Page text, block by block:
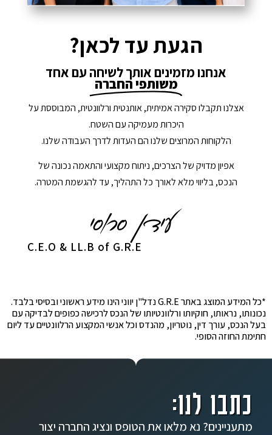
הגעת עד לכאן?
אנחנו מזמינים אותך לשיחה עם אחד
משותפי החברה
אצלנו תקבלו סקירה אמיתית, אותנטית ורלוונטית, המבוססת על
היכרות מעמיקה עם השטח.
הלקוחות המרוצים שלנו הם העדות לדרך העבודה שלנו.
אפיון מדויק של הצרכים, ניתוח מקצועי והתאמה נכונה של
הנכס, בליווי מלא לאורך כל התהליך, עד להגשמת המטרה.
C.E.O & LL.B of G.R.E
*כל המידע המוצג באתר G.R.E נדל"ן יווני הינו מידע ראשוני ובסיסי בלבד.
נכונותו, נראותו, חוקיותו ורלוונטיותו של הנכס לרכישה כפופים לבדיקה עם
בעל הנכס, עורך דין, נוטריון, מהנדס וכל אנשי המקצוע הרלוונטיים עד ליום
חתימת החוזה הסופי.
כתבו לנו:
מתעניינים? נא מלאו את הטופס ונציג החברה יצור